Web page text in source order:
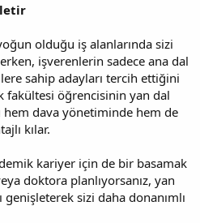
olduğu iş alanlarında sizi
işverenlerin sadece ana dal
sahip adayları tercih ettiğini
öğrencisinin yan dal
dava yönetiminde hem de
kılar.
kariyer için de bir basamak
doktora planlıyorsanız, yan
genişleterek sizi daha donanımlı